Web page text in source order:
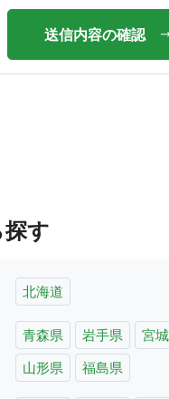
送信内容の確認
す
北海道
青森県 岩手県 宮
山形県
福島県